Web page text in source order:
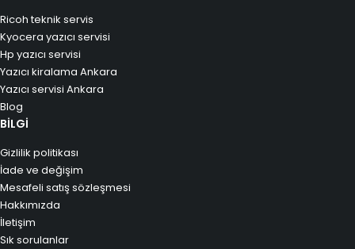
Ricoh teknik servis
Kyocera yazıcı servisi
Hp yazıcı servisi
Yazıcı kiralama Ankara
Yazıcı servisi Ankara
Blog
BİLGİ
Gizlilik politikası
İade ve değişim
Mesafeli satış sözleşmesi
Hakkımızda
İletişim
Sık sorulanlar